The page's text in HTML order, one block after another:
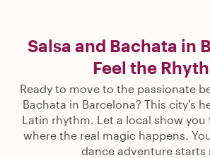
Salsa and Bachata in
Feel the
Ready to move to the passionate
Bachata in Barcelona? This city's
Latin rhythm. Let a local show you
where the real magic happens.
dance adventure starts